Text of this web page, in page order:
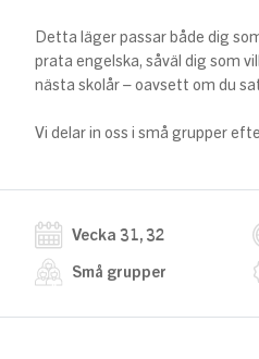
Detta läger passar både dig
prata engelska, såväl dig som
nästa skolår – oavsett om du
Vi delar in oss i små grupper
Vecka 31, 32
Små grupper